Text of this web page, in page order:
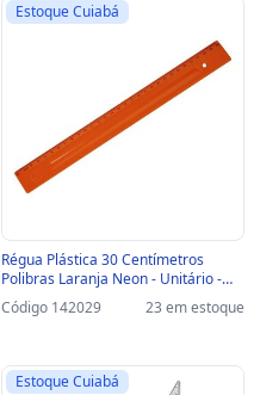
Estoque Cuiabá
Régua Plástica 30 Centímetros
Polibras Laranja Neon - Unitário -
200133 - 200133
Código 142029 23 em estoque
Estoque Cuiabá